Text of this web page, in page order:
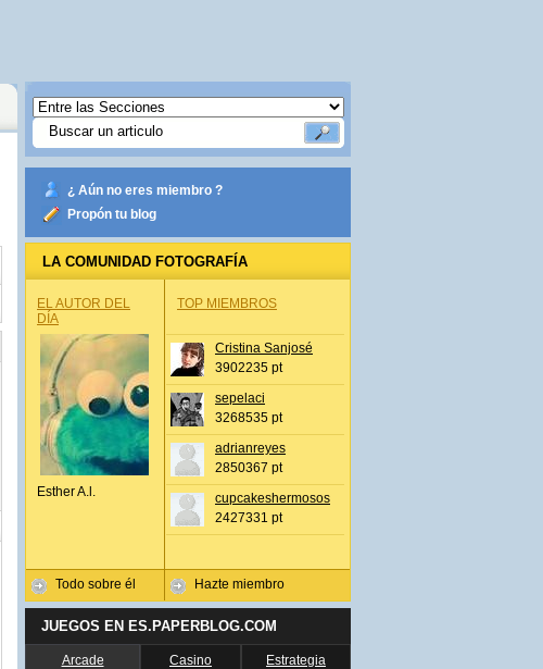
¿ Aún no eres miembro ?
Propón tu blog
LA COMUNIDAD FOTOGRAFÍA
EL AUTOR DEL
DÍA
Esther A.l.
Todo sobre él
TOP MIEMBROS
Cristina Sanjosé
3902235 pt
sepelaci
3268535 pt
adrianreyes
2850367 pt
cupcakeshermosos
2427331 pt
Hazte miembro
JUEGOS EN ES.PAPERBLOG.COM
Arcade Casino Estrategia